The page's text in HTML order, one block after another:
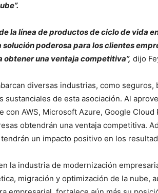
la línea de productos de ciclo de vida
solución poderosa para los clientes
obtener una ventaja competitiva”, dijo
diversas industrias, como seguros,
sustanciales de esta asociación. Al
con AWS, Microsoft Azure, Google Cloud
obtendrán una ventaja competitiva.
un impacto positivo en los
la industria de modernización
migración y optimización de la nube,